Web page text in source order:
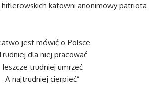
hitlerowskich katowni anonimowy patriota
jest mówić o Polsce
dla niej pracować
Jeszcze trudniej umrzeć
A najtrudniej cierpieć”